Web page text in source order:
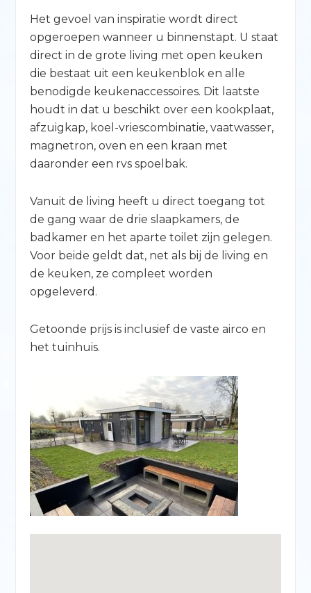
Het gevoel van inspiratie wordt direct
opgeroepen wanneer u binnenstapt. U staat
direct in de grote living met open keuken
die bestaat uit een keukenblok en alle
benodigde keukenaccessoires. Dit laatste
houdt in dat u beschikt over een kookplaat,
afzuigkap, koel-vriescombinatie, vaatwasser,
magnetron, oven en een kraan met
daaronder een rvs spoelbak.
Vanuit de living heeft u direct toegang tot
de gang waar de drie slaapkamers, de
badkamer en het aparte toilet zijn gelegen.
Voor beide geldt dat, net als bij de living en
de keuken, ze compleet worden
opgeleverd.
Getoonde prijs is inclusief de vaste airco en
het tuinhuis.